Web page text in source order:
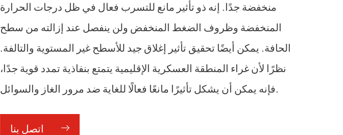
منخفضة جدًا. إنه ذو تأثير مانع للتسرب فعال في ظل درجات الحرارة
المنخفضة وظروف الضغط المنخفض ولن ينفصل عند إزالته من سطح
الحافة. يمكن أيضًا تحقيق تأثير إغلاق جيد للأسطح غير المستوية والتالفة.
نظرًا لأن غراء المنطقة العسكرية الإقليمية يتمتع بنفاذية تمدد قوية جدًا،
فإنه يمكن أن يشكل تأثيرًا مانعًا فعالًا للغاية ضد مرور الغاز والسوائل.
اتصل بنا